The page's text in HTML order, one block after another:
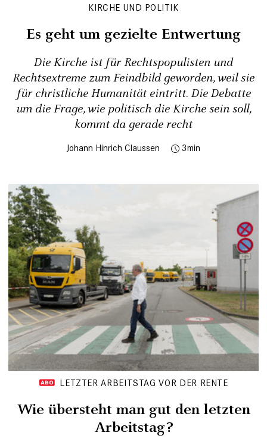
KIRCHE UND POLITIK
Es geht um gezielte Entwertung
Die Kirche ist für Rechtspopulisten und
Rechtsextreme zum Feindbild geworden, weil sie
für christliche Humanität eintritt. Die Debatte
um die Frage, wie politisch die Kirche sein soll,
kommt da gerade recht
Johann Hinrich Claussen 3
LETZTER ARBEITSTAG VOR DER RENTE
Wie übersteht man gut den letzten
Arbeitstag?